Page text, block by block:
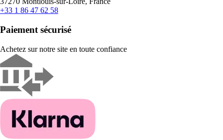
+33 1 86 47 62 58
Paiement sécurisé
Achetez sur notre site en toute confiance